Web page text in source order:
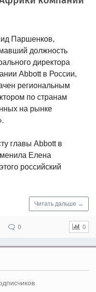
Паршенков,
должность
директора
Abbott в России,
региональным
по странам
на рынке
главы Abbott в
Елена
российский
Читать дальше →
0 0